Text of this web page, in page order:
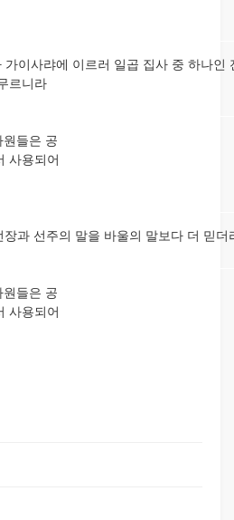
이사랴에 이르러 일곱 집사 중 하나인
르니라
원들은 공
사용되어
장과 선주의 말을 바울의 말보다 더 믿더
원들은 공
사용되어